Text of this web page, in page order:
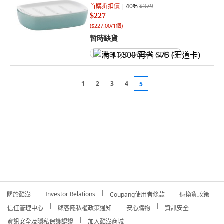
首購折扣價 40%$379
$227
($227.00/1個)
暫時缺貨
满 $1,500 再省 $75 (王道卡)
1 2 3 4 5
關於酷澎 Investor Relations Coupang使用者條款
退換貨政策
信任管理中心
顧客隱私權政策通知 安心購物
資訊安全
資訊安全及隱私保護認證
加入酷澎商城